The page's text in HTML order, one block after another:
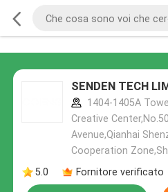
SENDEN TECH
1404-1405A
Creative
Avenue,Qianhai
Cooperation
5.0
Fornitore verificato